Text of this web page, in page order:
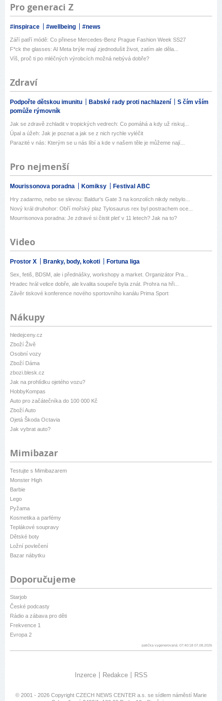
Pro generaci Z
#inspirace #wellbeing #news
Září patří módě: Co přinese Mercedes-Benz Prague Fashion Week SS27
F*ck the glasses: AI Meta brýle mají zjednodušit život, zatím ale děla...
Víš, proč ti po mléčných výrobcích možná nebývá dobře?
Zdraví
Podpořte dětskou imunitu Babské rady proti nachlazení
S čím vším
pomůže rýmovník
Jak se zdravě zchladit v tropických vedrech: Co pomáhá a kdy už riskuj...
Úpal a úžeh: Jak je poznat a jak se z nich rychle vyléčit
Parazité v nás: Kterým se u nás líbí a kde v našem těle je můžeme nají...
Pro nejmenší
Mourissonova poradna Komiksy Festival ABC
Hry zadarmo, nebo se slevou: Baldur's Gate 3 na konzolích nikdy nebylo...
Nový král druhohor: Obří mořský plaz Tylosaurus rex byl postrachem oce...
Mourrisonova poradna: Je zdravé si čistit pleť v 11 letech? Jak na to?
Video
Prostor X Branky, body, kokoti Fortuna liga
Sex, fetiš, BDSM, ale i přednášky, workshopy a market. Organizátor Pra...
Hradec hrál velice dobře, ale kvalita soupeře byla znát. Prohra na hři...
Závěr tiskové konference nového sportovního kanálu Prima Sport
Nákupy
hledejceny.cz
Zboží Živě
Osobní vozy
Zboží Dáma
zbozi.blesk.cz
Jak na prohlídku ojetého vozu?
HobbyKompas
Auto pro začátečníka do 100 000 Kč
Zboží Auto
Ojetá Škoda Octavia
Jak vybrat auto?
Mimibazar
Testujte s Mimibazarem
Monster High
Barbie
Lego
Pyžama
Kosmetika a parfémy
Teplákové soupravy
Dětské boty
Ložní povlečení
Bazar nábytku
Doporučujeme
Starjob
České podcasty
Rádio a zábava pro děti
Frekvence 1
Evropa 2
patička vygenerovaná: 07:40:18 07.08.2026
Inzerce Redakce RSS
© 2001 - 2026 Copyright CZECH NEWS CENTER a.s. se sídlem náměstí Marie